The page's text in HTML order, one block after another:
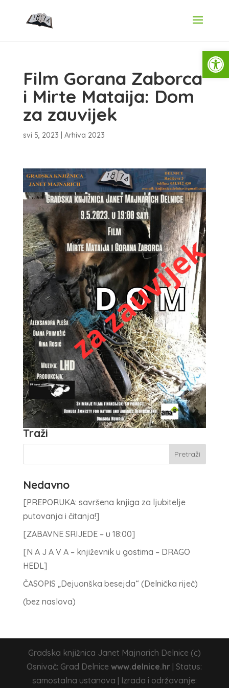
Film Gorana Zaborca
i Mirte Mataija: Dom
za zauvijek
svi 5, 2023 Arhiva 2023
Traži
Nedavno
[PREPORUKA: savršena knjiga za ljubitelje
putovanja i čitanja!]
[ZABAVNE SRIJEDE – u 18:00]
[N A J A V A – književnik u gostima – DRAGO
HEDL]
ČASOPIS „Dejuonška besejda“ (Delnička riječ)
(bez naslova)
Gradska knjižnica Janet Majnarich Delnice (c)
Osnivač: Grad Delnicewww.delnice.hr | Status:
samostalna ustanova | Izrada i održavanje: